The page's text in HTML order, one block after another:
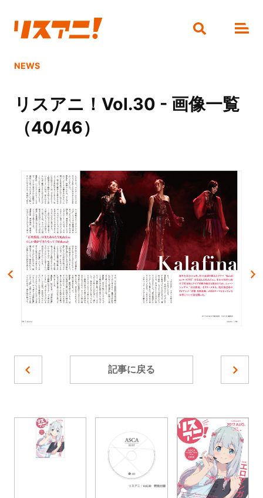
NEWS
リスアニ！Vol.30 - 画像一覧
（40/46）
記事に戻る